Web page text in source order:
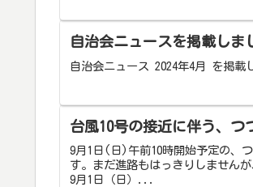
自治会ニュースを掲載しま
自治会ニュース 2024年4月 を掲載
台風10号の接近に伴う、つ
9月1日(日)午前10時開始予定の、
す。まだ進路もはっきりしません
9月1日（日）...